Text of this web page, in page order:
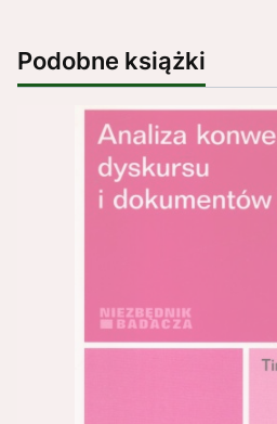
Podobne książki